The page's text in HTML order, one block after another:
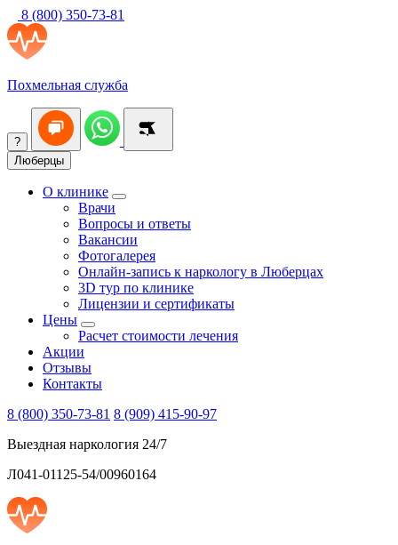
8 (800) 350-73-81
Похмельная служба
?
Люберцы
О клинике
Врачи
Вопросы и ответы
Вакансии
Фотогалерея
Онлайн-запись к наркологу в Люберцах
3D тур по клинике
Лицензии и сертификаты
Цены
Расчет стоимости лечения
Акции
Отзывы
Контакты
8 (800) 350-73-81 8 (909) 415-90-97
Выездная наркология 24/7
Л041-01125-54/00960164